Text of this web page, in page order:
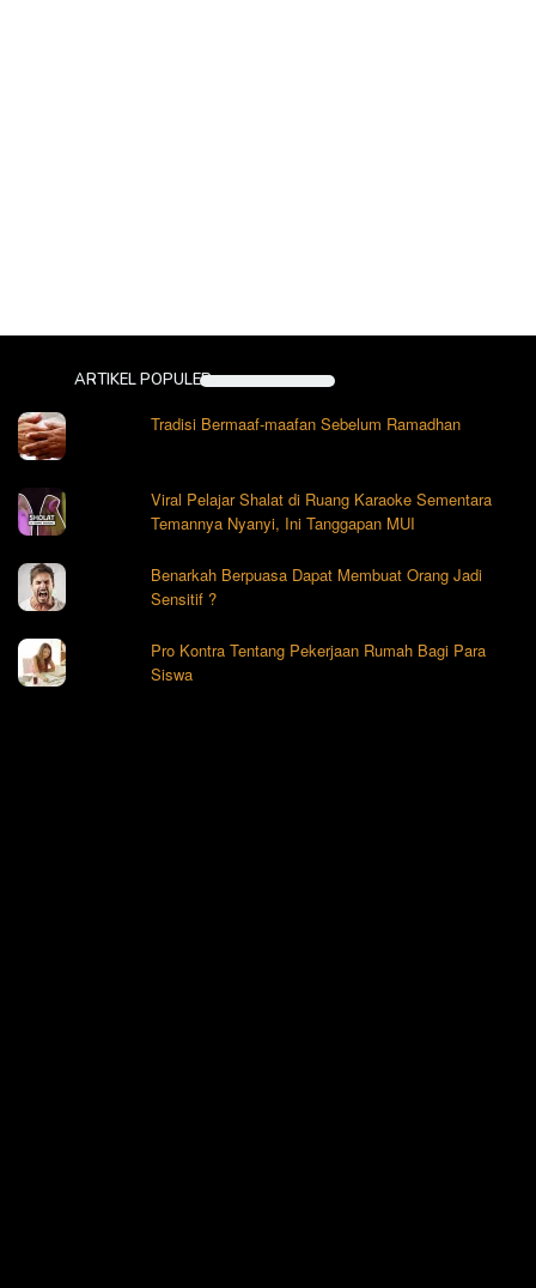
ARTIKEL POPULER
Tradisi Bermaaf-maafan Sebelum Ramadhan
Viral Pelajar Shalat di Ruang Karaoke Sementara
Temannya Nyanyi, Ini Tanggapan MUI
Benarkah Berpuasa Dapat Membuat Orang Jadi
Sensitif ?
Pro Kontra Tentang Pekerjaan Rumah Bagi Para
Siswa